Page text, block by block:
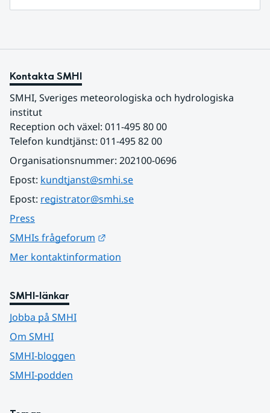
Kontakta SMHI
SMHI, Sveriges meteorologiska och hydrologiska
institut
Reception och växel: 011-495 80 00
Telefon kundtjänst: 011-495 82 00
Organisationsnummer: 202100-0696
Epost: kundtjanst@smhi.se
Epost: registrator@smhi.se
Press
SMHIs frågeforum
Mer kontaktinformation
SMHI-länkar
Jobba på SMHI
Om SMHI
SMHI-bloggen
SMHI-podden